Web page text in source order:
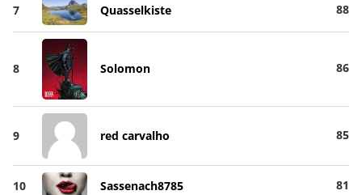
7 Quasselkiste 88
8 Solomon 86
9 red carvalho 85
10 Sassenach8785 81